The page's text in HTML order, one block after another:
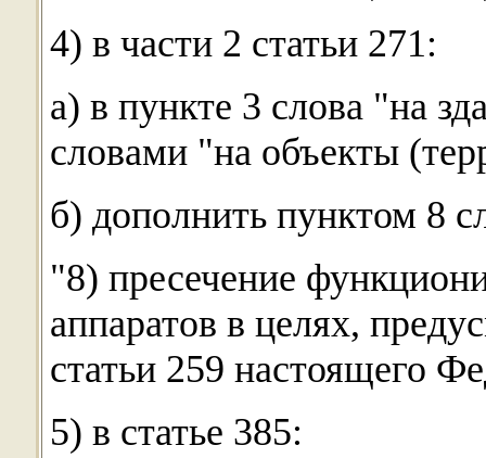
4) в части 2 статьи 271:
а) в пункте 3 слова "на
словами "на объекты
б) дополнить пунктом 8
"8) пресечение
аппаратов в целях,
статьи 259 настоящего
5) в статье 385: